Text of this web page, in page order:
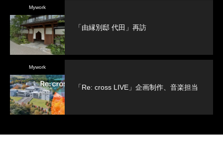
Mywork
「由縁別邸 代田」再訪
Mywork
「Re: cross LIVE」企画制作、音楽担当